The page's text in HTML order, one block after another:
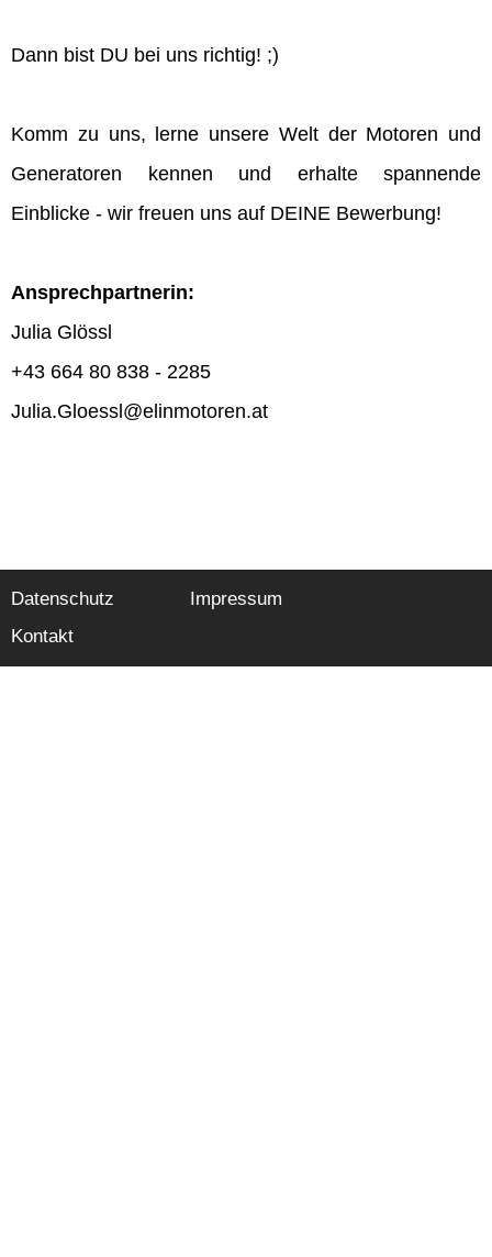
Dann bist DU bei uns richtig! ;)
Komm zu uns, lerne unsere Welt der Motoren und
Generatoren kennen und erhalte spannende
Einblicke - wir freuen uns auf DEINE Bewerbung!
Ansprechpartnerin:
Julia Glössl
+43 664 80 838 - 2285
Julia.Gloessl@elinmotoren.at
Datenschutz
Impressum
Kontakt